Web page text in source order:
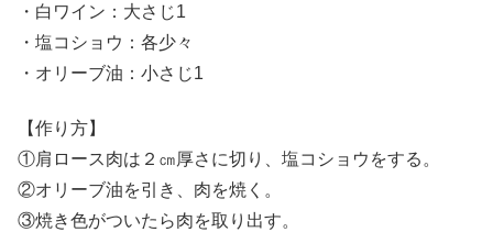
・白ワイン：大さじ1
・塩コショウ：各少々
・オリーブ油：小さじ1
【作り方】
①肩ロース肉は２㎝厚さに切り、塩コショウをする。
②オリーブ油を引き、肉を焼く。
③焼き色がついたら肉を取り出す。